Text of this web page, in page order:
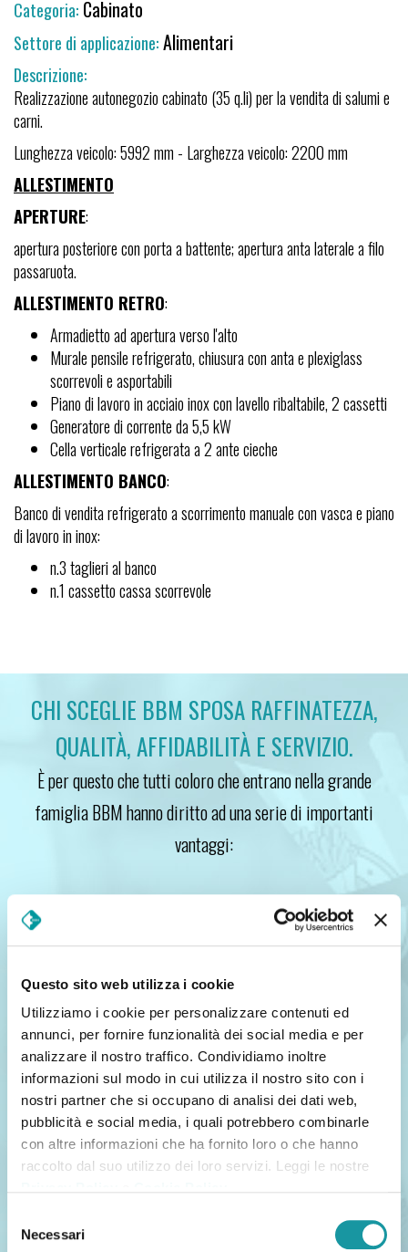
Questo sito web utilizza i cookie
Utilizziamo i cookie per personalizzare contenuti ed
annunci, per fornire funzionalità dei social media e per
analizzare il nostro traffico. Condividiamo inoltre
informazioni sul modo in cui utilizza il nostro sito con i
nostri partner che si occupano di analisi dei dati web,
pubblicità e social media, i quali potrebbero combinarle
con altre informazioni che ha fornito loro o che hanno
raccolto dal suo utilizzo dei loro servizi. Leggi le nostre
delNecessari
Categoria: Cabinato
Settore di applicazione:Alimentari
Descrizione:
Realizzazione autonegozio cabinato (35 q.li) per la vendita di salumi e
carni.
Lunghezza veicolo: 5992 mm - Larghezza veicolo: 2200 mm
ALLESTIMENTO
APERTURE:
apertura posteriore con porta a battente; apertura anta laterale a filo
passaruota.
ALLESTIMENTO RETRO:
Armadietto ad apertura verso l'alto
Murale pensile refrigerato, chiusura con anta e plexiglass
scorrevoli e asportabili
Piano di lavoro in acciaio inox con lavello ribaltabile, 2 cassetti
Generatore di corrente da 5,5 kW
Cella verticale refrigerata a 2 ante cieche
ALLESTIMENTO BANCO:
Banco di vendita refrigerato a scorrimento manuale con vasca e piano
di lavoro in inox:
n.3 taglieri al banco
n.1 cassetto cassa scorrevole
CHI SCEGLIE BBM SPOSA RAFFINATEZZA,
QUALITÀ, AFFIDABILITÀ E SERVIZIO.
È per questo che tutti coloro che entrano nella grande
famiglia BBM hanno diritto ad una serie di importanti
vantaggi:
Garanzia
del prodotto
Garanzia
sulla struttura SINKEV-B
Acciaio Inox